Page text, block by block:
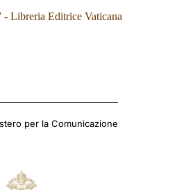
Libreria Editrice Vaticana
per la Comunicazione